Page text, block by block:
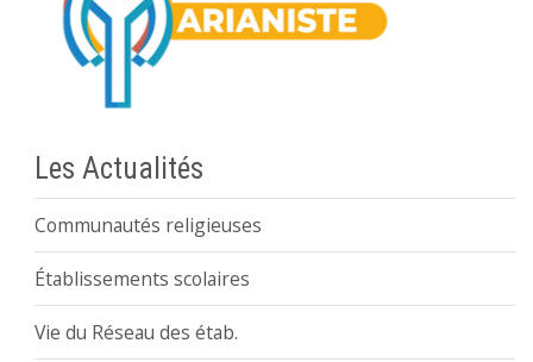
Les Actualités
Communautés religieuses
Établissements scolaires
Vie du Réseau des étab.